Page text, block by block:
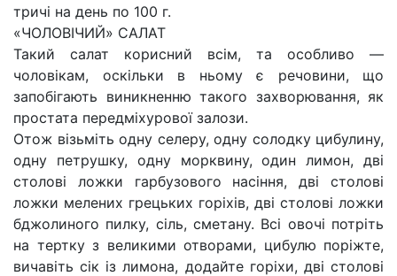
тричі на день по 100 г.
«ЧОЛОВІЧИЙ» САЛАТ
Такий салат корисний всім, та особливо —
чоловікам, оскільки в ньому є речовини, що
запобігають виникненню такого захворювання, як
простата передміхурової залози.
Отож візьміть одну селеру, одну солодку цибулину,
одну петрушку, одну морквину, один лимон, дві
столові ложки гарбузового насіння, дві столові
ложки мелених грецьких горіхів, дві столові ложки
бджолиного пилку, сіль, сметану. Всі овочі потріть
на тертку з великими отворами, цибулю поріжте,
вичавіть сік із лимона, додайте горіхи, дві столові